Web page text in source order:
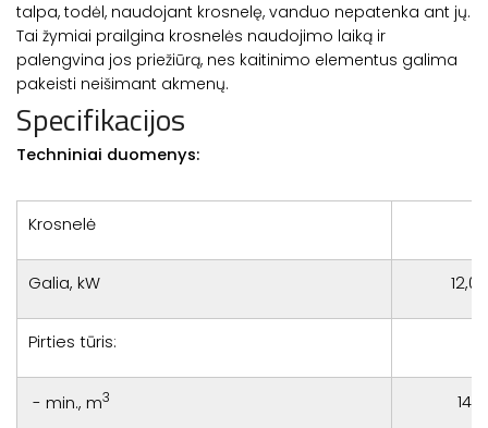
talpa, todėl, naudojant krosnelę, vanduo nepatenka ant jų.
Tai žymiai prailgina krosnelės naudojimo laiką ir
palengvina jos priežiūrą, nes kaitinimo elementus galima
pakeisti neišimant akmenų.
Specifikacijos
Techniniai duomenys:
Krosnelė
Galia, kW 12,0
Pirties tūris:
- min., m3 14